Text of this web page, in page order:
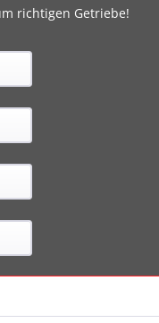
richtigen Getriebe!